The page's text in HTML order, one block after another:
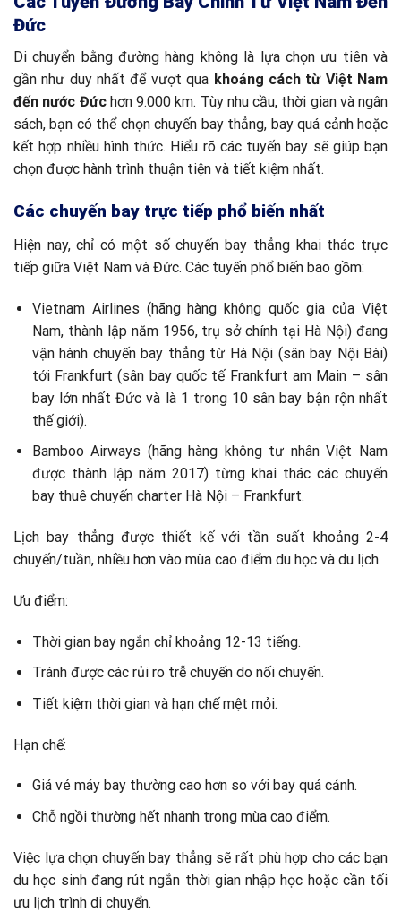
Đức
Di chuyển bằng đường hàng không là lựa chọn ưu tiên và
gần như duy nhất để vượt qua khoảng cách từ Việt Nam
đến nước Đứchơn 9.000 km. Tùy nhu cầu, thời gian và ngân
sách, bạn có thể chọn chuyến bay thẳng, bay quá cảnh hoặc
kết hợp nhiều hình thức. Hiểu rõ các tuyến bay sẽ giúp bạn
chọn được hành trình thuận tiện và tiết kiệm nhất.
Các chuyến bay trực tiếp phổ biến nhất
Hiện nay, chỉ có một số chuyến bay thẳng khai thác trực
tiếp giữa Việt Nam và Đức. Các tuyến phổ biến bao gồm:
Vietnam Airlines (hãng hàng không quốc gia của Việt
Nam, thành lập năm 1956, trụ sở chính tại Hà Nội) đang
vận hành chuyến bay thẳng từ Hà Nội (sân bay Nội Bài)
tới Frankfurt (sân bay quốc tế Frankfurt am Main – sân
bay lớn nhất Đức và là 1 trong 10 sân bay bận rộn nhất
thế giới).
Bamboo Airways (hãng hàng không tư nhân Việt Nam
được thành lập năm 2017) từng khai thác các chuyến
bay thuê chuyến charter Hà Nội – Frankfurt.
Lịch bay thẳng được thiết kế với tần suất khoảng 2-4
chuyến/tuần, nhiều hơn vào mùa cao điểm du học và du lịch.
Ưu điểm:
Thời gian bay ngắn chỉ khoảng 12-13 tiếng.
Tránh được các rủi ro trễ chuyến do nối chuyến.
Tiết kiệm thời gian và hạn chế mệt mỏi.
Hạn chế:
Giá vé máy bay thường cao hơn so với bay quá cảnh.
Chỗ ngồi thường hết nhanh trong mùa cao điểm.
Việc lựa chọn chuyến bay thẳng sẽ rất phù hợp cho các bạn
du học sinh đang rút ngắn thời gian nhập học hoặc cần tối
ưu lịch trình di chuyển.